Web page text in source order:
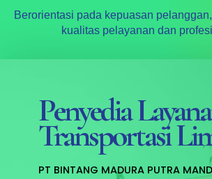
Berorientasi pada kepuasan
kualitas pelayanan dan
Penyedia
Transportasi
PT BINTANG MADURA PUTRA